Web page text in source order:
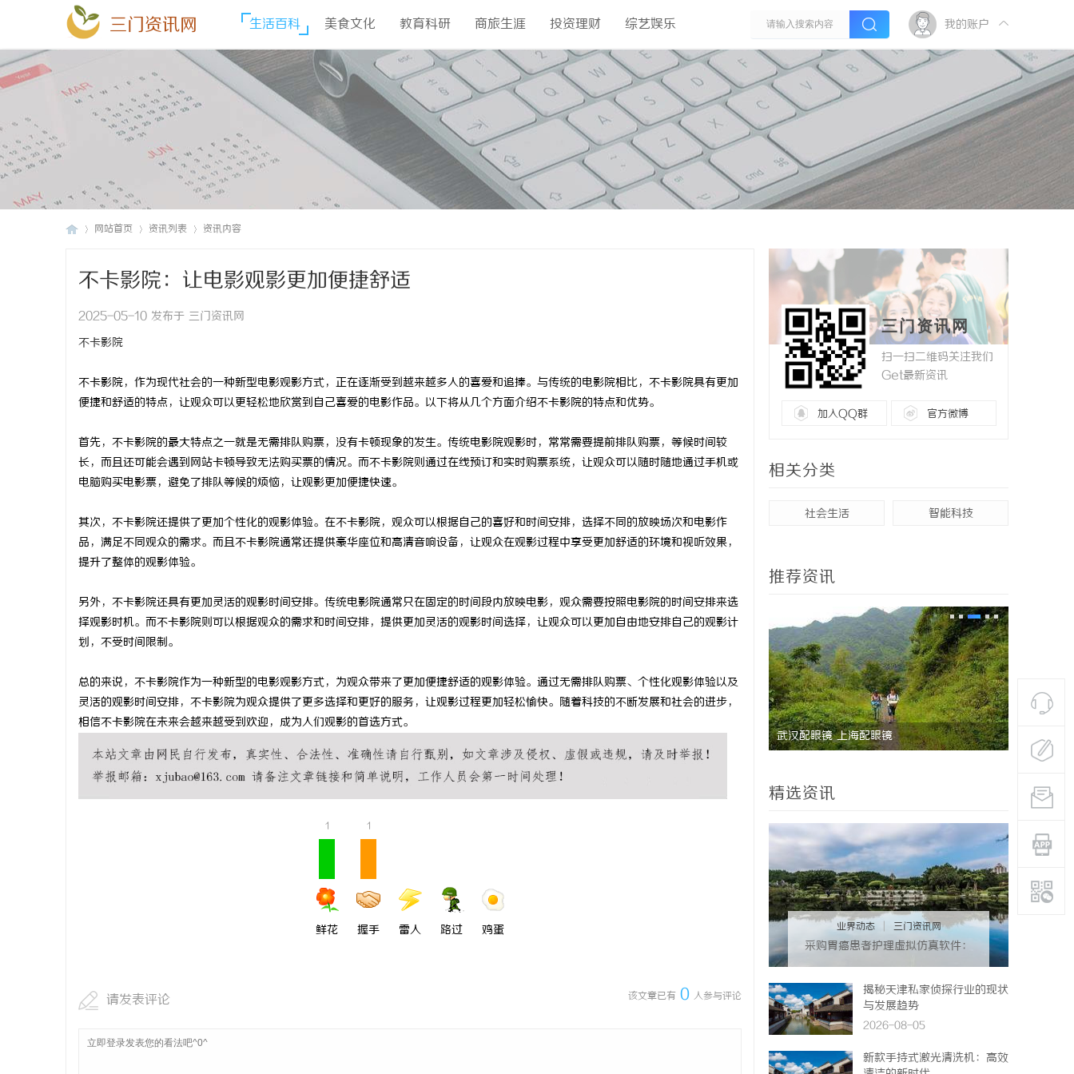
三门资讯网 生活百科 美食文化 教育科研 商旅生涯 投资理财 综艺娱乐 我的账户
网站首页 资讯列表 资讯内容
不卡影院：让电影观影更加便捷舒适
2025-05-10 发布于 三门资讯网
不卡影院
不卡影院，作为现代社会的一种新型电影观影方式，正在逐渐受到越来越多人的喜爱和追捧。与传统的电影院相比，不卡影院具有更加
便捷和舒适的特点，让观众可以更轻松地欣赏到自己喜爱的电影作品。以下将从几个方面介绍不卡影院的特点和优势。
首先，不卡影院的最大特点之一就是无需排队购票，没有卡顿现象的发生。传统电影院观影时，常常需要提前排队购票，等候时间较
长，而且还可能会遇到网站卡顿导致无法购买票的情况。而不卡影院则通过在线预订和实时购票系统，让观众可以随时随地通过手机或
电脑购买电影票，避免了排队等候的烦恼，让观影更加便捷快速。
其次，不卡影院还提供了更加个性化的观影体验。在不卡影院，观众可以根据自己的喜好和时间安排，选择不同的放映场次和电影作
品，满足不同观众的需求。而且不卡影院通常还提供豪华座位和高清音响设备，让观众在观影过程中享受更加舒适的环境和视听效果，
提升了整体的观影体验。
另外，不卡影院还具有更加灵活的观影时间安排。传统电影院通常只在固定的时间段内放映电影，观众需要按照电影院的时间安排来选
择观影时机。而不卡影院则可以根据观众的需求和时间安排，提供更加灵活的观影时间选择，让观众可以更加自由地安排自己的观影计
划，不受时间限制。
总的来说，不卡影院作为一种新型的电影观影方式，为观众带来了更加便捷舒适的观影体验。通过无需排队购票、个性化观影体验以及
灵活的观影时间安排，不卡影院为观众提供了更多选择和更好的服务，让观影过程更加轻松愉快。随着科技的不断发展和社会的进步，
相信不卡影院在未来会越来越受到欢迎，成为人们观影的首选方式。
1
鲜花
1
握手 雷人 路过 鸡蛋
该文章已有 0 人参与评论
请发表评论
三门资讯网
扫一扫二维码关注我们
Get最新资讯
加入QQ群 官方微博
相关分类
社会生活 智能科技
推荐资讯
武汉配眼镜 上海配眼镜 精准监控无死角，紧凑型本安球机赋能安全管
理
武汉配眼镜 上海配眼镜 国际品牌
境维权中
精选资讯
业界动态 三门资讯网
采购胃癌患者护理虚拟仿真软件：
揭秘天津私家侦探行业的现状
与发展趋势
2026-08-05
新款手持式激光清洗机：高效